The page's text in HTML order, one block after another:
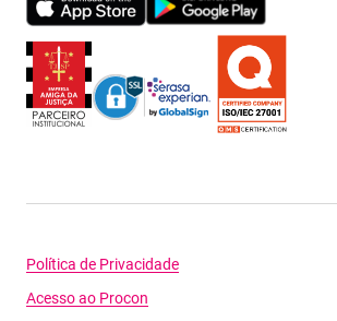
Política de Privacidade
Acesso ao Procon